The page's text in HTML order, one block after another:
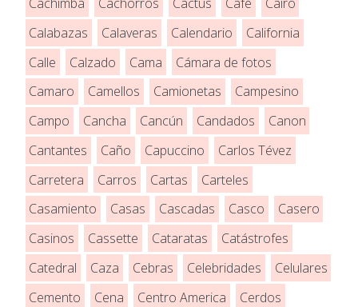
Calabazas
Calaveras Calendario
California
Calle
Calzado Cama
Cámara de fotos
Camaro
Camellos Camionetas
Campesino
Campo
Cancha Cancún Candados
Canon
Cantantes
Caño Capuccino
Carlos Tévez
Carretera
Carros Cartas
Carteles
Casamiento
Casas Cascadas Casco
Casero
Casinos
Cassette Cataratas
Catástrofes
Catedral
Caza Cebras Celebridades
Celulares
Cemento
Cena Centro America
Cerdos